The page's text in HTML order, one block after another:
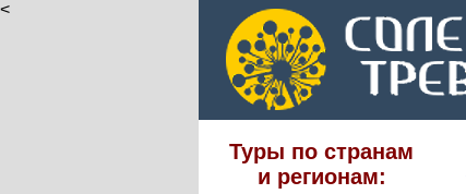
<
Туры по странам
и регионам: